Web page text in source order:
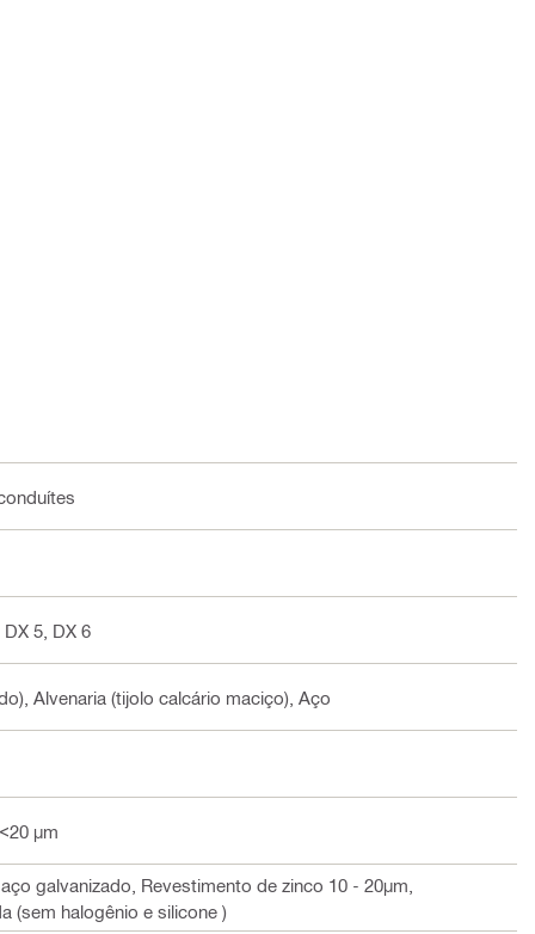
5, DX 6
Alvenaria (tijolo calcário maciço), Aço
µm
galvanizado, Revestimento de zinco 10 - 20µm,
(sem halogênio e silicone )